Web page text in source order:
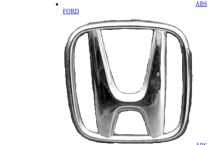
ABS
FORD